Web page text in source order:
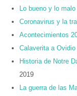
Lo bueno y lo
Coronavirus y la
Acontecimientos
Calaverita a
Historia de Notre
2019
La guerra de las